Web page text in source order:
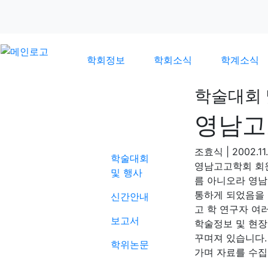
학회정보 학회소식 학계소식
학술대회
및 행사
신간안내
보고서
학위논문
학술대회
영남
조효식
영남고고학회
름 아니오라 영
통하게 되었음
고 학 연구자 여
학술정보 및 현
꾸며져 있습니
가며 자료를 수